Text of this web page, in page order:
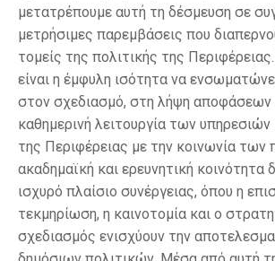
μετατρέπουμε αυτή τη δέσμευση σε
μετρήσιμες παρεμβάσεις που
τομείς της πολιτικής της
είναι η έμφυλη ισότητα να
στον σχεδιασμό, στη λήψη αποφάσεων
καθημερινή λειτουργία των
της Περιφέρειας με την κοινωνία των
ακαδημαϊκή και ερευνητική κοινότητα
ισχυρό πλαίσιο συνέργειας, όπου η
τεκμηρίωση, η καινοτομία και ο
σχεδιασμός ενισχύουν την